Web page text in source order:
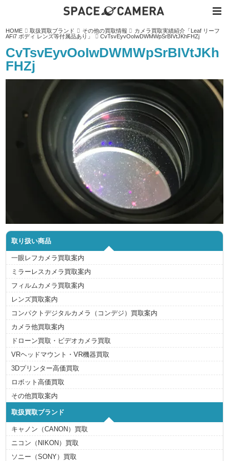
容
を
キ
ッ
HOME 取扱買取ブランド その他の買取情報
カメラ買取実績紹介「Leaf リーフ
AFi7 ボディ レンズ等付属品あり」
CvTsvEyvOoIwDWMWpSrBIVtJKhFHZj
CvTsvEyvOoIwDWMWpSrBIVtJKh
FHZj
取り扱い商品
一眼レフカメラ買取案内
ミラーレスカメラ買取案内
フィルムカメラ買取案内
レンズ買取案内
コンパクトデジタルカメラ（コンデジ）買取案内
カメラ他買取案内
ドローン買取・ビデオカメラ買取
VRヘッドマウント・VR機器買取
3Dプリンター高価買取
ロボット高価買取
その他買取案内
取扱買取ブランド
キャノン（CANON）買取
ニコン（NIKON）買取
ソニー（SONY）買取